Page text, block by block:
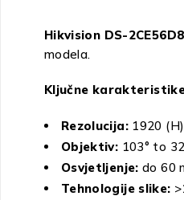
Hikvision DS-
modela.
Ključne
Rezolucija:1920
Objektiv: 103° to
Osvjetljenje: do 60
Tehnologije slike: